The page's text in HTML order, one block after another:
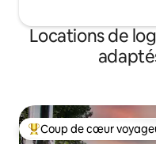
Locations de
Coups de cœur
Coup de cœur